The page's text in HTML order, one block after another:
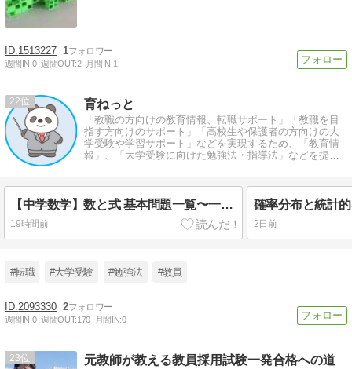
1513227 1
週間IN:0 週間OUT:2 月間IN:1
22 育ねっと
「教職の方向けの教育情報、転職サポート」「教職を目
指す方向けのサポート」「高校生や保護者の方向けの大
学受験や学習サポート」などを実現するため、「教育情
報」、「大学受験に向けた勉強法・指導法」などを提供
【中学数学】数と式 基本問題一覧〜一問一答式〜
19時間前 2日前
#転職 #大学受験 #勉強法 #教員
2093330 2
週間IN:0 週間OUT:170 月間IN:0
23 元教師が教える教員採用試験一発合格への道